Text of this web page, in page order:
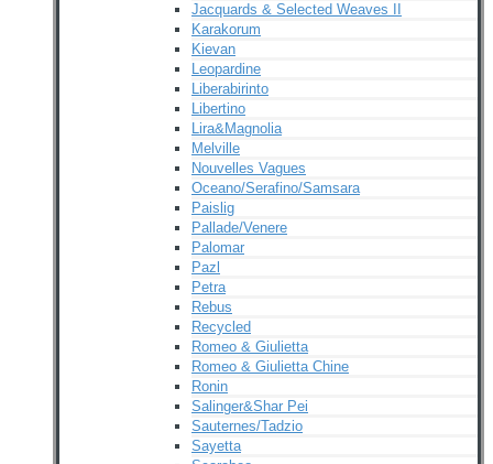
Jacquards & Selected Weaves II
Karakorum
Kievan
Leopardine
Liberabirinto
Libertino
Lira&Magnolia
Melville
Nouvelles Vagues
Oceano/Serafino/Samsara
Paislig
Pallade/Venere
Palomar
Pazl
Petra
Rebus
Recycled
Romeo & Giulietta
Romeo & Giulietta Chine
Ronin
Salinger&Shar Pei
Sauternes/Tadzio
Sayetta